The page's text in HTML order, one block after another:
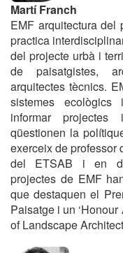
Martí Franch
EMF arquitectura del
practica
del projecte urbà i
de paisatgistes,
arquitectes tècnics.
sistemes
informar
qüestionen la
exerceix de professor
del ETSAB i en
projectes de EMF
que destaquen el
Paisatge i un
of Landscape